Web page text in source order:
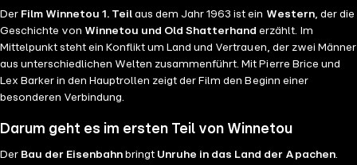
Der Film Winnetou 1. Teil aus dem Jahr 1963 ist ein Western, der die
Geschichte von Winnetou und Old Shatterhand erzählt. Im
Mittelpunkt steht ein Konflikt um Land und Vertrauen, der zwei Männer
aus unterschiedlichen Welten zusammenführt. Mit Pierre Brice und
Lex Barker in den Hauptrollen zeigt der Film den Beginn einer
besonderen Verbindung.
Darum geht es im ersten Teil von Winnetou
Der Bau der Eisenbahn bringt Unruhe in das Land der Apachen.